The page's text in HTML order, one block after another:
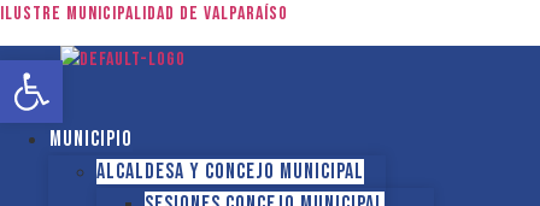
Ilustre Municipalidad de Valparaíso
Municipio
Alcaldesa y Concejo Municipal
Abrir barra de herramientas